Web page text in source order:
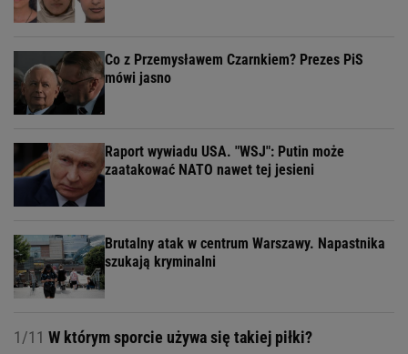
Co z Przemysławem Czarnkiem? Prezes PiS
mówi jasno
Raport wywiadu USA. "WSJ": Putin może
zaatakować NATO nawet tej jesieni
Brutalny atak w centrum Warszawy. Napastnika
szukają kryminalni
1/11 W którym sporcie używa się takiej piłki?